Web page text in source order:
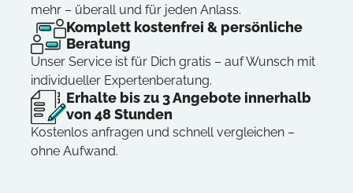
mehr – überall und für jeden Anlass.
Komplett kostenfrei & persönliche
Beratung
Unser Service ist für Dich gratis – auf Wunsch mit
individueller Expertenberatung.
Erhalte bis zu 3 Angebote innerhalb
von 48 Stunden
Kostenlos anfragen und schnell vergleichen –
ohne Aufwand.